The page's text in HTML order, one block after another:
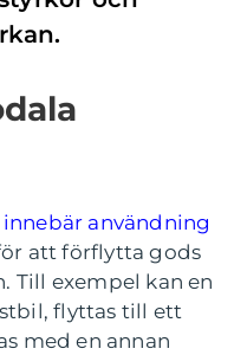
användning
att förflytta gods
Till exempel kan en
flyttas till ett
med en annan